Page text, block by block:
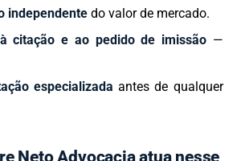
independente do valor de mercado.
citação e ao pedido de imissão—
especializada antes de qualquer